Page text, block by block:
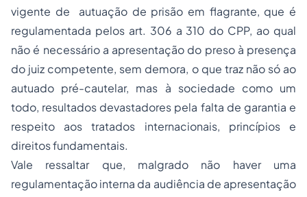
vigente de autuação de prisão em flagrante, que é
regulamentada pelos art. 306 a 310 do CPP, ao qual
não é necessário a apresentação do preso à presença
do juiz competente, sem demora, o que traz não só ao
autuado pré-cautelar, mas à sociedade como um
todo, resultados devastadores pela falta de garantia e
respeito aos tratados internacionais, princípios e
direitos fundamentais.
Vale ressaltar que, malgrado não haver uma
regulamentação interna da audiência de apresentação